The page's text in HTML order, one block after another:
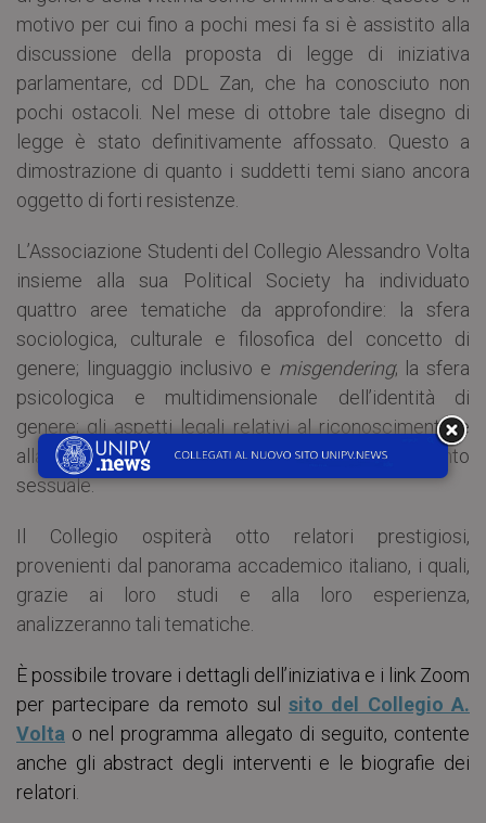
motivo per cui fino a pochi mesi fa si è assistito alla
discussione della proposta di legge di iniziativa
parlamentare, cd DDL Zan, che ha conosciuto non
pochi ostacoli. Nel mese di ottobre tale disegno di
legge è stato definitivamente affossato. Questo a
dimostrazione di quanto i suddetti temi siano ancora
oggetto di forti resistenze.
L’Associazione Studenti del Collegio Alessandro Volta
insieme alla sua Political Society ha individuato
quattro aree tematiche da approfondire: la sfera
sociologica, culturale e filosofica del concetto di
genere; linguaggio inclusivo e misgendering; la sfera
psicologica e multidimensionale dell’identità di
genere; gli aspetti legali relativi al riconoscimento e
alla tutela dell’identità di genere e dell’orientamento
sessuale.
Il Collegio ospiterà otto relatori prestigiosi,
provenienti dal panorama accademico italiano, i quali,
grazie ai loro studi e alla loro esperienza,
analizzeranno tali tematiche.
È possibile trovare i dettagli dell’iniziativa e i link Zoom
per partecipare da remoto sul sito del Collegio A.
Volta o nel programma allegato di seguito, contente
anche gli abstract degli interventi e le biografie dei
relatori